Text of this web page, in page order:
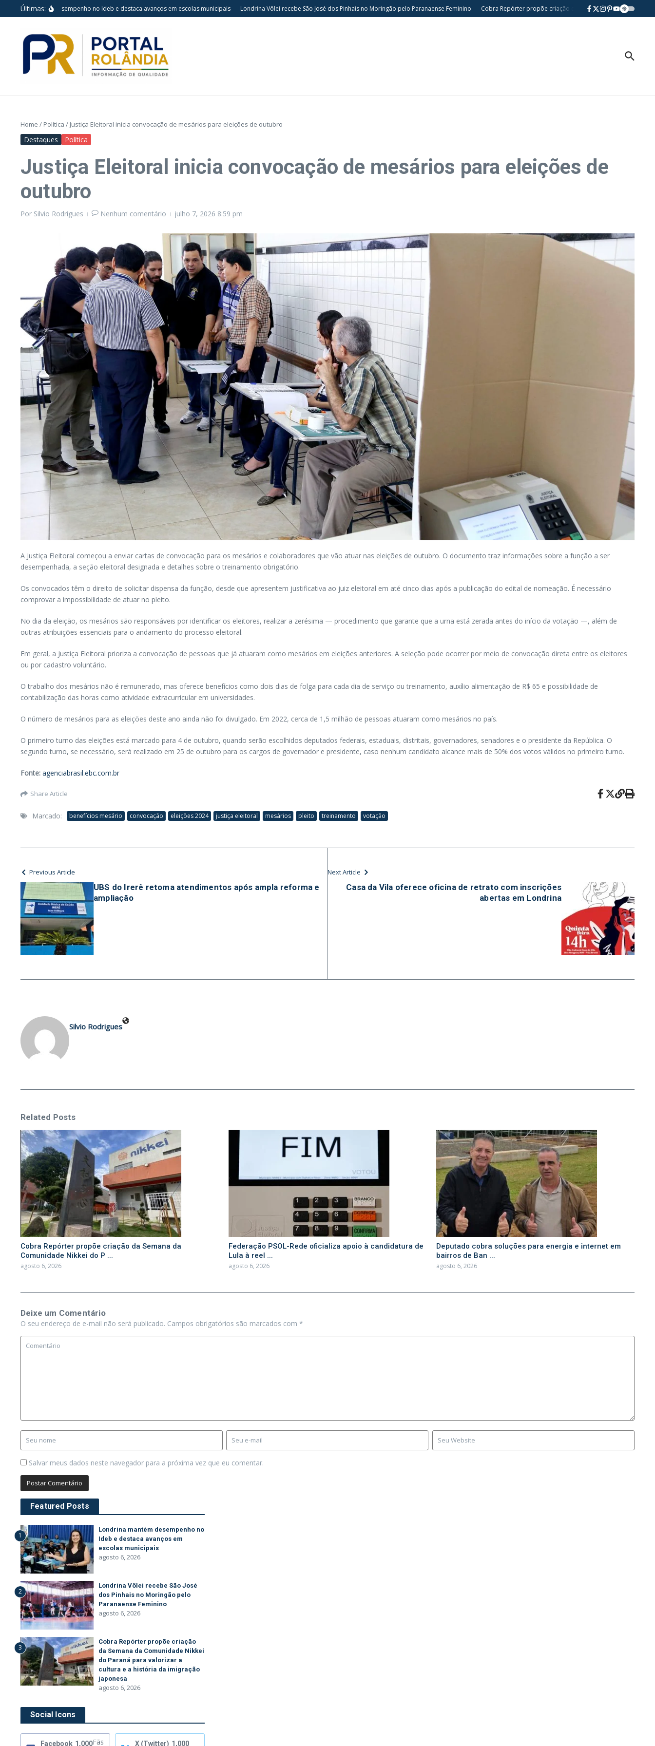
Ir para o conteúdo
Últimas:
mantém desempenho no Ideb e destaca avanços em escolas municipais Londrina Vôlei recebe São José dos Pinhais no Moringão pelo Paranaense Feminino Cobra Repórter propõe criação da Semana da Comunidade
Home / Política / Justiça Eleitoral inicia convocação de mesários para eleições de outubro
Destaques Política
Justiça Eleitoral inicia convocação de mesários para eleições de
outubro
Por Silvio Rodrigues Nenhum comentário julho 7, 2026 8:59 pm
A Justiça Eleitoral começou a enviar cartas de convocação para os mesários e colaboradores que vão atuar nas eleições de outubro. O documento traz informações sobre a função a ser
desempenhada, a seção eleitoral designada e detalhes sobre o treinamento obrigatório.
Os convocados têm o direito de solicitar dispensa da função, desde que apresentem justificativa ao juiz eleitoral em até cinco dias após a publicação do edital de nomeação. É necessário
comprovar a impossibilidade de atuar no pleito.
No dia da eleição, os mesários são responsáveis por identificar os eleitores, realizar a zerésima — procedimento que garante que a urna está zerada antes do início da votação —, além de
outras atribuições essenciais para o andamento do processo eleitoral.
Em geral, a Justiça Eleitoral prioriza a convocação de pessoas que já atuaram como mesários em eleições anteriores. A seleção pode ocorrer por meio de convocação direta entre os eleitores
ou por cadastro voluntário.
O trabalho dos mesários não é remunerado, mas oferece benefícios como dois dias de folga para cada dia de serviço ou treinamento, auxílio alimentação de R$ 65 e possibilidade de
contabilização das horas como atividade extracurricular em universidades.
O número de mesários para as eleições deste ano ainda não foi divulgado. Em 2022, cerca de 1,5 milhão de pessoas atuaram como mesários no país.
O primeiro turno das eleições está marcado para 4 de outubro, quando serão escolhidos deputados federais, estaduais, distritais, governadores, senadores e o presidente da República. O
segundo turno, se necessário, será realizado em 25 de outubro para os cargos de governador e presidente, caso nenhum candidato alcance mais de 50% dos votos válidos no primeiro turno.
Fonte: agenciabrasil.ebc.com.br
Share Article
Marcado: benefícios mesário convocação eleições 2024 justiça eleitoral mesários pleito treinamento votação
Previous Article
UBS do Irerê retoma atendimentos após ampla reforma e
ampliação
Next Article
Casa da Vila oferece oficina de retrato com inscrições
abertas em Londrina
Silvio Rodrigues
Related Posts
Cobra Repórter propõe criação da Semana da
Comunidade Nikkei do P ...
agosto 6, 2026
Federação PSOL-Rede oficializa apoio à candidatura de
Lula à reel ...
agosto 6, 2026
Deputado cobra soluções para energia e internet em
bairros de Ban ...
agosto 6, 2026
Deixe um Comentário
O seu endereço de e-mail não será publicado. Campos obrigatórios são marcados com *
Salvar meus dados neste navegador para a próxima vez que eu comentar.
Featured Posts
1
Londrina mantém desempenho no
Ideb e destaca avanços em
escolas municipais
agosto 6, 2026
2
Londrina Vôlei recebe São José
dos Pinhais no Moringão pelo
Paranaense Feminino
agosto 6, 2026
3
Cobra Repórter propõe criação
da Semana da Comunidade Nikkei
do Paraná para valorizar a
cultura e a história da imigração
japonesa
agosto 6, 2026
Social Icons
Facebook 1,000Fãs X (Twitter) 1,000